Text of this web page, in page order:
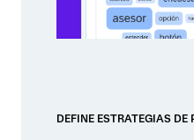
DEFINE ESTRATEGIAS DE